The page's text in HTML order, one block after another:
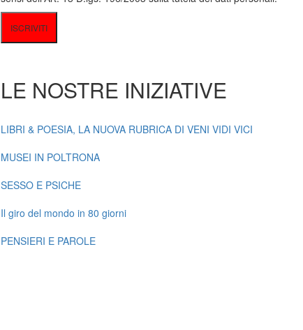
LE NOSTRE INIZIATIVE
LIBRI & POESIA, LA NUOVA RUBRICA DI VENI VIDI VICI
MUSEI IN POLTRONA
SESSO E PSICHE
Il giro del mondo in 80 giorni
PENSIERI E PAROLE